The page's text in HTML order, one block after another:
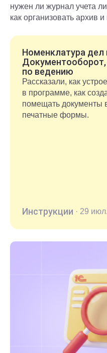
нужен ли журнал учета
как организовать архив
Номенклатура дел
Документооборот,
по ведению
Рассказали, как
в программе, как
помещать документы
печатные формы.
Инструкции · 29